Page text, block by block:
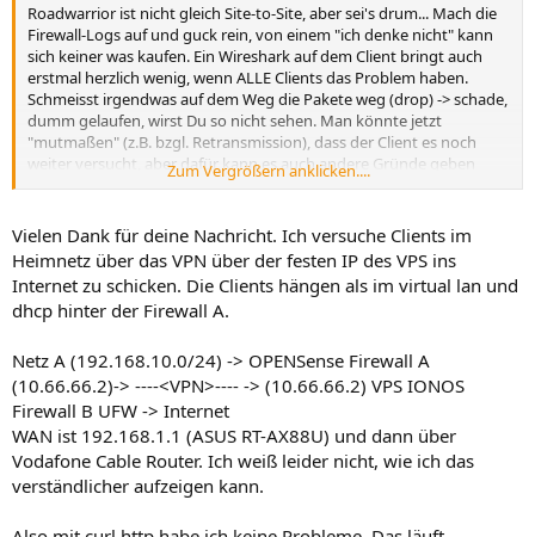
Roadwarrior ist nicht gleich Site-to-Site, aber sei's drum... Mach die
Firewall-Logs auf und guck rein, von einem "ich denke nicht" kann
sich keiner was kaufen. Ein Wireshark auf dem Client bringt auch
erstmal herzlich wenig, wenn ALLE Clients das Problem haben.
Schmeisst irgendwas auf dem Weg die Pakete weg (drop) -> schade,
dumm gelaufen, wirst Du so nicht sehen. Man könnte jetzt
"mutmaßen" (z.B. bzgl. Retransmission), dass der Client es noch
weiter versucht, aber dafür kann es auch andere Gründe geben
Mir drängt sich auch irgendwo die Frage auf: Wofür die NAT-Regel?
Für IPv6 sicherlich nicht und WAN-seitig sieht mir das sehr schwer
nach einer Fritzbox aus, die macht sowieso schon NAT in Richtung
Internet und beherrscht statische Routen, womit sich der NAT-
Punkt eigentlich mal komplett erledigt hätte (doppeltes NAT ist
Und so ganz nebenbei: Ab einem bestimmten Punkt ist es nicht
mehr ganz so trivial... Einfach nur zu sagen "geht nicht" und einfach
mal "auszugsweise" (z.B. von 1/2 Firewalls) ein paar Screenshots zu
verteilen, macht es nicht wirklich besser. In "allererster" Linie sollte
mit Worten (oder ggf. mit einer Skizze) beschrieben werden, wie der
IST-Zustand ist und wohin die Reise gehen soll (SOLL-Zustand).
beschrieben werden, was genau man eigentlich erreichen will. Ich
Zum Vergrößern anklicken....
Vielen Dank für deine Nachricht. Ich versuche Clients im
Heimnetz über das VPN über der festen IP des VPS ins
Internet zu schicken. Die Clients hängen als im virtual lan und
dhcp hinter der Firewall A.
Netz A (192.168.10.0/24) -> OPENSense Firewall A
(10.66.66.2)-> ----<VPN>---- -> (10.66.66.2) VPS IONOS
Firewall B UFW -> Internet
WAN ist 192.168.1.1 (ASUS RT-AX88U) und dann über
Vodafone Cable Router. Ich weiß leider nicht, wie ich das
verständlicher aufzeigen kann.